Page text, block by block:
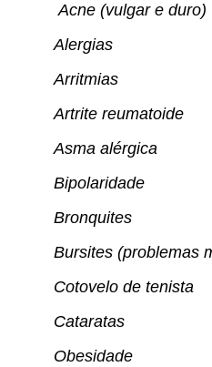
Acne (vulgar e duro)
Alergias
Arritmias
Artrite reumatoide
Asma alérgica
Bipolaridade
Bronquites
Bursites (problemas
Cotovelo de tenista
Cataratas
Obesidade